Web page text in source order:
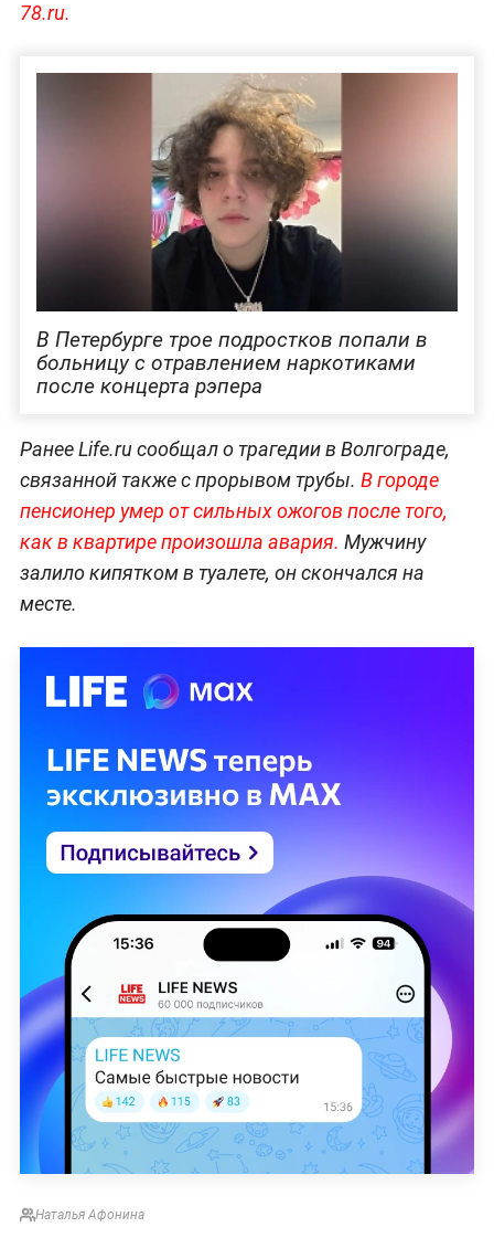
78.ru.
В Петербурге трое подростков попали в
больницу с отравлением наркотиками
после концерта рэпера
Ранее Life.ru сообщал о трагедии в Волгограде,
связанной также с прорывом трубы. В городе
пенсионер умер от сильных ожогов после того,
как в квартире произошла авария. Мужчину
залило кипятком в туалете, он скончался на
месте.
Наталья Афонина